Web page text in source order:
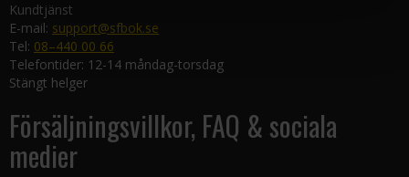
Kundtjänst
E-mail: support@sfbok.se
Tel: 08–440 00 66
Telefontider: 12-14 måndag-torsdag
Stängt helger
Försäljningsvillkor, FAQ & sociala
medier